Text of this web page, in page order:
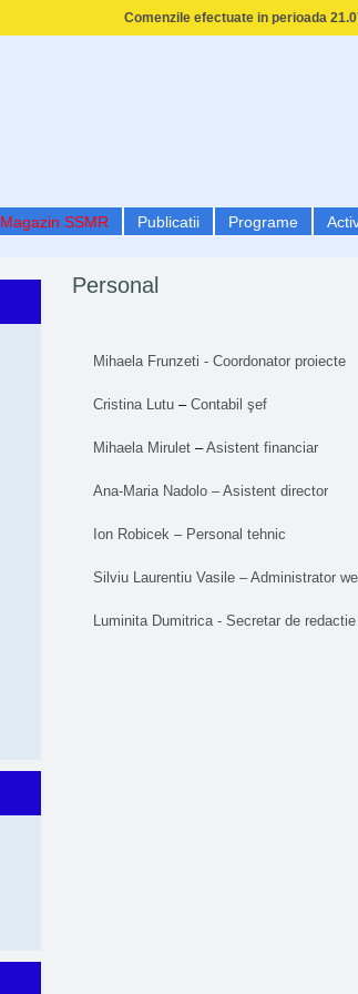
Comenzile efectuate in perioada
Magazin SSMR Publicatii Programe
Personal
Mihaela Frunzeti - Coordonator proiecte
Cristina Lutu –Contabil şef
Mihaela Mirulet –Asistent financiar
Ana-Maria Nadolo – Asistent director
Ion Robicek – Personal tehnic
Silviu Laurentiu Vasile – Administrator
Luminita Dumitrica - Secretar de